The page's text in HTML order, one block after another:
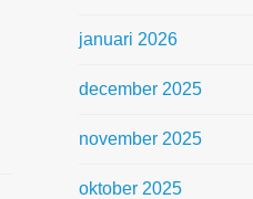
januari 2026
december 2025
november 2025
oktober 2025